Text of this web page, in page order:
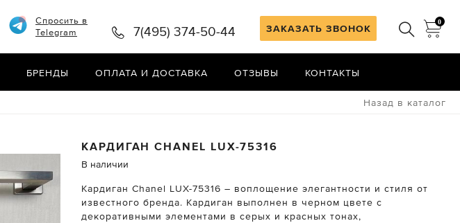
ЗАКАЗАТЬ ЗВОНОК
0
Спросить в
Telegram
7(495) 374-50-44
БРЕНДЫ ОПЛАТА И ДОСТАВКА ОТЗЫВЫ КОНТАКТЫ
Назад в каталог
КАРДИГАНCHANEL LUX-75316
В наличии
Кардиган Chanel LUX-75316 – воплощение элегантности и стиля от
известного бренда. Кардиган выполнен в черном цвете с
декоративными элементами в серых и красных тонах,